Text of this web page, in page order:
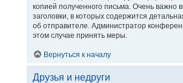
копией полученного письма. Очень важно
заголовки, в которых содержится
об отправителе. Администратор
этом случае принять меры.
Вернуться к началу
Друзья и недруги